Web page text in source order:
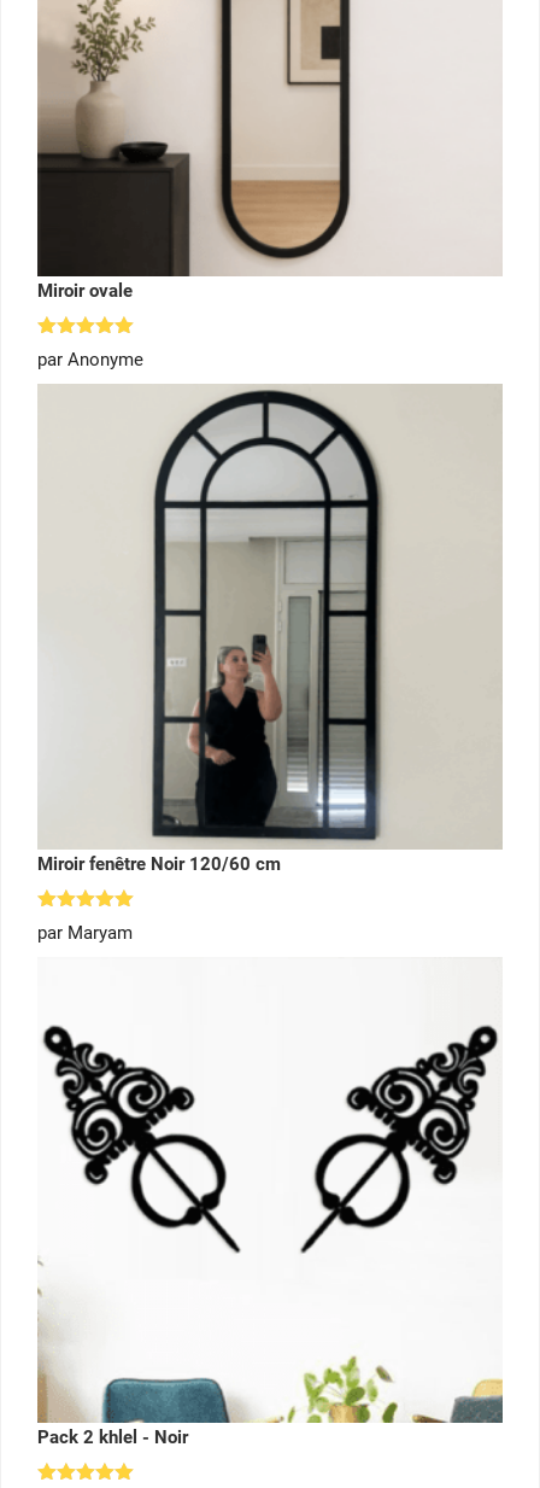
Miroir ovale
Note
sur 5
par Anonyme
Miroir fenêtre Noir 120/60 cm
Note
sur 5
par Maryam
Pack 2 khlel - Noir